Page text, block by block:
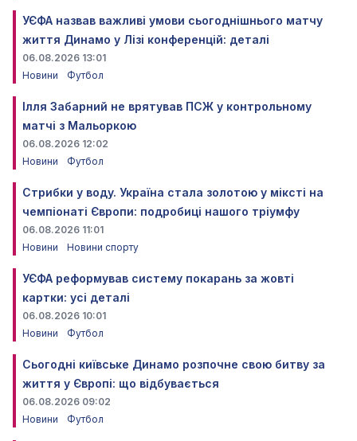
УЄФА назвав важливі умови сьогоднішнього матчу
життя Динамо у Лізі конференцій: деталі
06.08.2026 13:01
Новини
Футбол
Ілля Забарний не врятував ПСЖ у контрольному
матчі з Мальоркою
06.08.2026 12:02
Новини
Футбол
Стрибки у воду. Україна стала золотою у міксті на
чемпіонаті Європи: подробиці нашого тріумфу
06.08.2026 11:01
Новини
Новини спорту
УЄФА реформував систему покарань за жовті
картки: усі деталі
06.08.2026 10:01
Новини
Футбол
Сьогодні київське Динамо розпочне свою битву за
життя у Європі: що відбувається
06.08.2026 09:02
Новини
Футбол